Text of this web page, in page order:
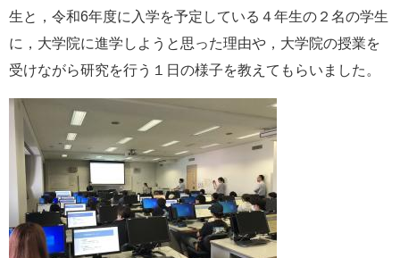
生と，令和6年度に入学を予定している４年生の２名の学生
に，大学院に進学しようと思った理由や，大学院の授業を
受けながら研究を行う１日の様子を教えてもらいました。